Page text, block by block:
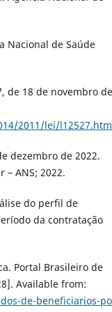
Nacional de Saúde
de 18 de novembro de
2011/lei/l12527.htm
dezembro de 2022.
– ANS; 2022.
do perfil de
da contratação
Portal Brasileiro de
Available from:
de-beneficiarios-